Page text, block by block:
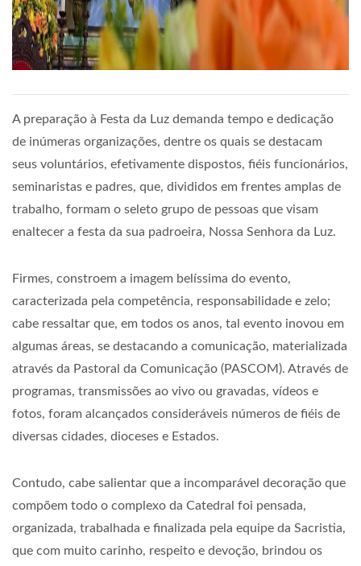
A preparação à Festa da Luz demanda tempo e dedicação
de inúmeras organizações, dentre os quais se destacam
seus voluntários, efetivamente dispostos, fiéis funcionários,
seminaristas e padres, que, divididos em frentes amplas de
trabalho, formam o seleto grupo de pessoas que visam
enaltecer a festa da sua padroeira, Nossa Senhora da Luz.
Firmes, constroem a imagem belíssima do evento,
caracterizada pela competência, responsabilidade e zelo;
cabe ressaltar que, em todos os anos, tal evento inovou em
algumas áreas, se destacando a comunicação, materializada
através da Pastoral da Comunicação (PASCOM). Através de
programas, transmissões ao vivo ou gravadas, vídeos e
fotos, foram alcançados consideráveis números de fiéis de
diversas cidades, dioceses e Estados.
Contudo, cabe salientar que a incomparável decoração que
compõem todo o complexo da Catedral foi pensada,
organizada, trabalhada e finalizada pela equipe da Sacristia,
que com muito carinho, respeito e devoção, brindou os